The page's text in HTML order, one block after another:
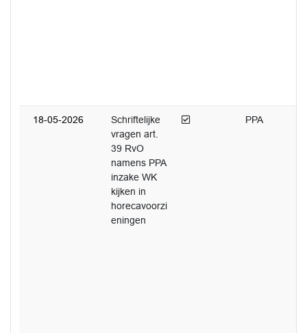
18-05-2026
Schriftelijke
vragen art.
39 RvO
namens PPA
inzake WK
kijken in
horecavoorzi
eningen
Afgedaan PPA